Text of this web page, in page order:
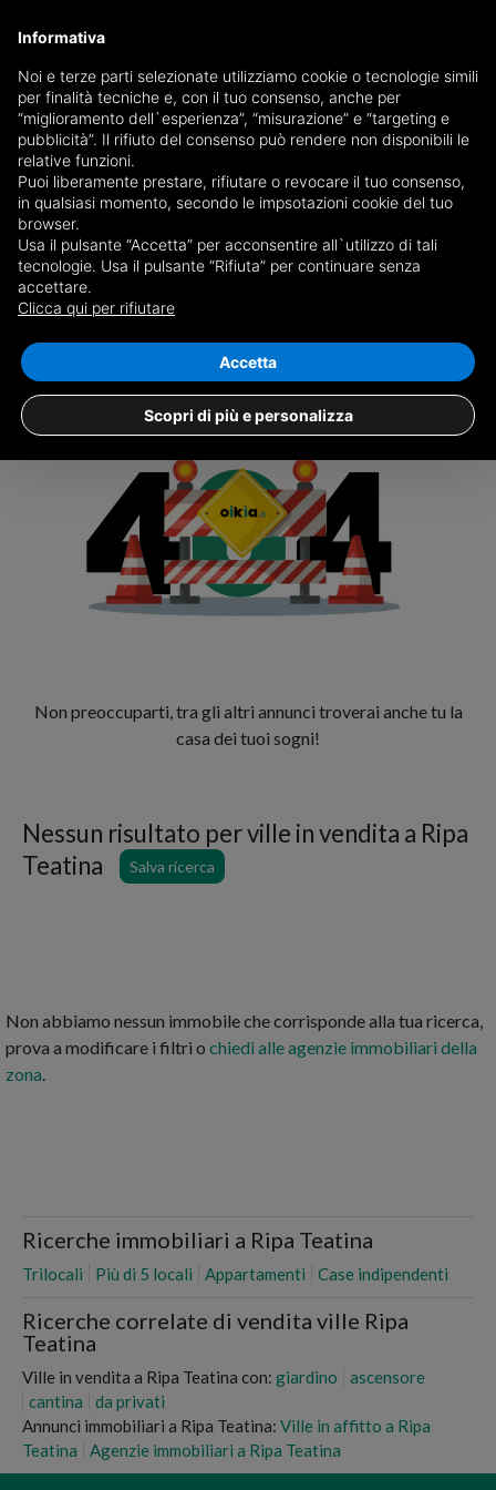
Ricevi copia del giornale via mail
Scegli giornale
L'annuncio che stai cercando non è più
presente su oikia.it
Non preoccuparti, tra gli altri annunci troverai anche tu la
casa dei tuoi sogni!
Nessun risultato perville in vendita a Ripa
Teatina
Salva ricerca
Non abbiamo nessun immobile che corrisponde alla tua ricerca,
prova a modificare i filtri o chiedi alle agenzie immobiliari della
zona.
Ricerche immobiliari a Ripa Teatina
Trilocali Più di 5 locali Appartamenti Case indipendenti
Ricerche correlate di vendita ville Ripa
Teatina
Ville in vendita a Ripa Teatina con: giardino
ascensore
cantina
da privati
Annunci immobiliari a Ripa Teatina: Ville in affitto a Ripa
Teatina
Agenzie immobiliari a Ripa Teatina
Informativa
Noi e terze parti selezionate utilizziamo cookie o tecnologie simili
per finalità tecniche e, con il tuo consenso, anche per
“miglioramento dell`esperienza”, “misurazione” e “targeting e
pubblicità”. Il rifiuto del consenso può rendere non disponibili le
relative funzioni.
Puoi liberamente prestare, rifiutare o revocare il tuo consenso,
in qualsiasi momento, secondo le impsotazioni cookie del tuo
browser.
Usa il pulsante “Accetta” per acconsentire all`utilizzo di tali
tecnologie. Usa il pulsante “Rifiuta” per continuare senza
accettare.
Clicca qui per rifiutare
Scopri di più e personalizza
Accetta